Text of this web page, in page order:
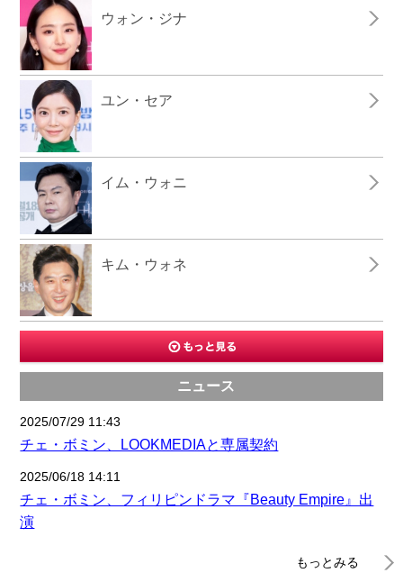
ウォン・ジナ
ユン・セア
イム・ウォニ
キム・ウォネ
ニュース
2025/07/29 11:43
チェ・ボミン、LOOKMEDIAと専属契約
2025/06/18 14:11
チェ・ボミン、フィリピンドラマ『Beauty Empire』出
演
もっとみる